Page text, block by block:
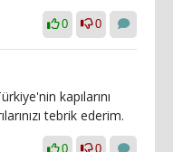
0 0
kapılarını
tebrik ederim.
0 0